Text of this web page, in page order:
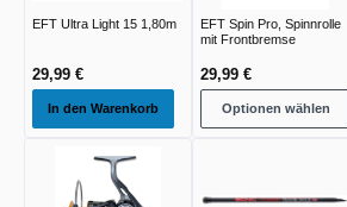
EFT Ultra Light 15 1,80m
29,99 €
In den Warenkorb
EFT Spin Pro, Spinnrolle
mit Frontbremse
29,99 €
Optionen wählen